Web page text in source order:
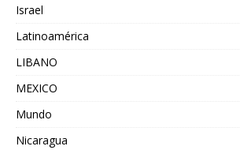
Israel
Latinoamérica
LIBANO
MEXICO
Mundo
Nicaragua